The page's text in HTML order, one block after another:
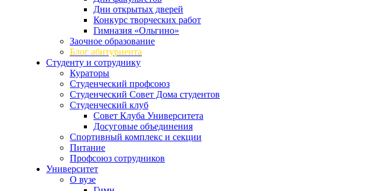
Дни открытых дверей
Конкурс творческих работ
Гимназия «Ольгино»
Заочное образование
Блог абитуриента
Студенту и сотруднику
Кураторы
Студенческий профсоюз
Студенческий Совет Дома студентов
Студенческий клуб
Совет Клуба Университета
Досуговые объединения
Спортивный комплекс и секции
Питание
Профсоюз сотрудников
Университет
О вузе